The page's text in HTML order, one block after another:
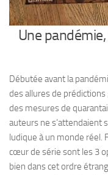
Une
Débutée avant la
des allures de
des mesures de
auteurs ne s’attendaient
ludique à un monde réel.
cœur de série sont les 3
bien dans cet ordre